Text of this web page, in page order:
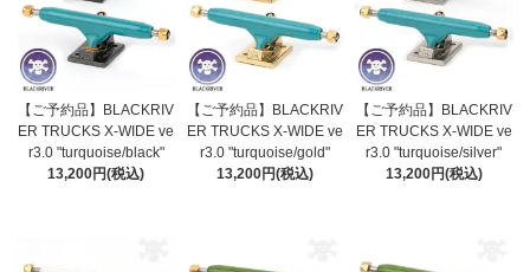
【ご予約品】BLACKRIV
ER TRUCKS X-WIDE ve
r3.0 "turquoise/black"
13,200円(税込)
【ご予約品】BLACKRIV
ER TRUCKS X-WIDE ve
r3.0 "turquoise/gold"
13,200円(税込)
【ご予約品】BLACKRIV
ER TRUCKS X-WIDE ve
r3.0 "turquoise/silver"
13,200円(税込)